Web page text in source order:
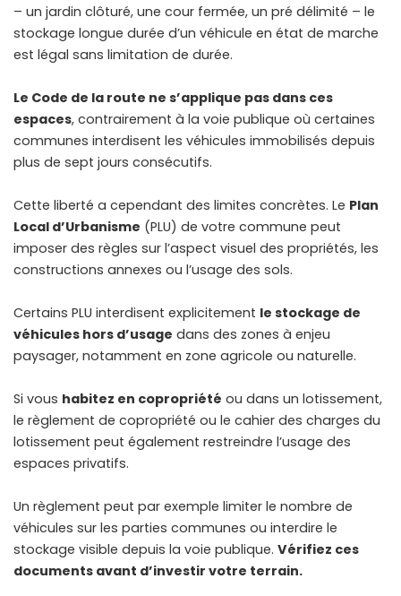
– un jardin clôturé, une cour fermée, un pré délimité – le
stockage longue durée d’un véhicule en état de marche
est légal sans limitation de durée.
Le Code de la route ne s’applique pas dans ces
espaces, contrairement à la voie publique où certaines
communes interdisent les véhicules immobilisés depuis
plus de sept jours consécutifs.
Cette liberté a cependant des limites concrètes. Le Plan
Local d’Urbanisme (PLU) de votre commune peut
imposer des règles sur l’aspect visuel des propriétés, les
constructions annexes ou l’usage des sols.
Certains PLU interdisent explicitement le stockage de
véhicules hors d’usage dans des zones à enjeu
paysager, notamment en zone agricole ou naturelle.
Si vous habitez en copropriété ou dans un lotissement,
le règlement de copropriété ou le cahier des charges du
lotissement peut également restreindre l’usage des
espaces privatifs.
Un règlement peut par exemple limiter le nombre de
véhicules sur les parties communes ou interdire le
stockage visible depuis la voie publique. Vérifiez ces
documents avant d’investir votre terrain.